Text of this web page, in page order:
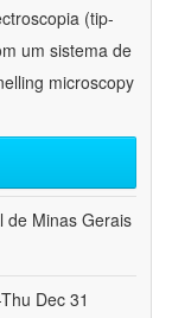
(tip-
um sistema de
microscopy
de Minas Gerais
Dec 31